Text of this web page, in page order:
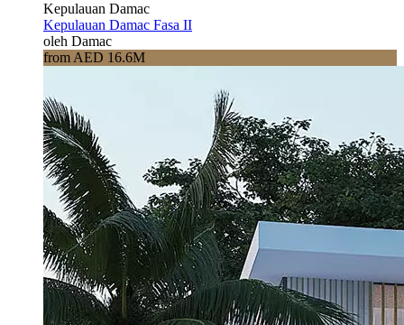
Kepulauan Damac
Kepulauan Damac Fasa II
oleh Damac
from AED 16.6M